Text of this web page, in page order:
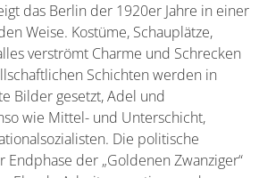
das Berlin der 1920er Jahre in einer
Weise. Kostüme, Schauplätze,
verströmt Charme und Schrecken
Schichten werden in
Bilder gesetzt, Adel und
wie Mittel- und Unterschicht,
Die politische
Endphase der „Goldenen Zwanziger“